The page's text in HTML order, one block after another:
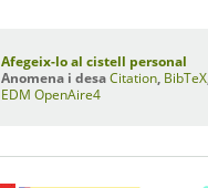
Afegeix-lo al cistell personal
Anomena i desaCitation BibTeX
EDM OpenAire4